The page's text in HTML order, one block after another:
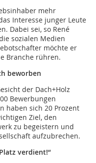
mehr
Interesse junger Leute
Dabei sei, so René
sozialen Medien
möchte er
Branche rühren.
beworben
der Dach+Holz
Bewerbungen
haben sich 20 Prozent
Ziel, den
zu begeistern und
aufzubrechen.
verdient!“